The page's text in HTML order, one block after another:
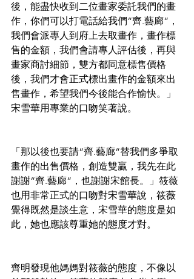
後，能盡快收到二位畫家委託我們的畫
作，你們可以打電話給我們“齊.藝廊“，
我們會派專人到府上去取畫作，畫作標
售的金額，我們會請專人評估後，再與
畫家商討細節，雙方都同意標售價格
後，我們才會正式標出畫作的金額來出
售畫作，希望我們今後能合作愉快。」
宋雪華用專業的口吻笑著說。
「那以後也要請“齊.藝廊“替我們多爭取
畫作的出售價格，創造雙贏，我先在此
謝謝“齊.藝廊“，也謝謝宋館長。」筱薇
也用非常正式的口吻對宋雪華說，筱薇
覺得既然是談生意，宋雪華的態度是如
此，她也應該尊重她的態度才對。
齊明發現他媽媽對筱薇的態度，不像以